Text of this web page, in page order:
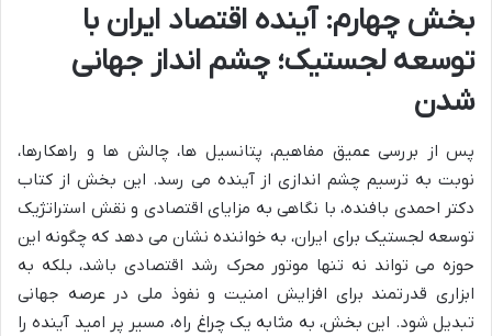
بخش چهارم: آینده اقتصاد ایران با
توسعه لجستیک؛ چشم انداز جهانی
شدن
پس از بررسی عمیق مفاهیم، پتانسیل ها، چالش ها و راهکارها،
نوبت به ترسیم چشم اندازی از آینده می رسد. این بخش از کتاب
دکتر احمدی بافنده، با نگاهی به مزایای اقتصادی و نقش استراتژیک
توسعه لجستیک برای ایران، به خواننده نشان می دهد که چگونه این
حوزه می تواند نه تنها موتور محرک رشد اقتصادی باشد، بلکه به
ابزاری قدرتمند برای افزایش امنیت و نفوذ ملی در عرصه جهانی
تبدیل شود. این بخش، به مثابه یک چراغ راه، مسیر پر امید آینده را